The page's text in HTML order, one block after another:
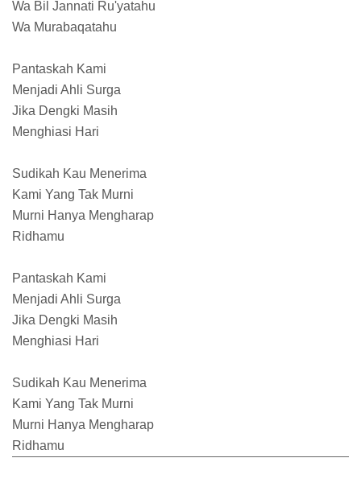
Wa Bil Jannati Ru'yatahu
Wa Murabaqatahu
Pantaskah Kami
Menjadi Ahli Surga
Jika Dengki Masih
Menghiasi Hari
Sudikah Kau Menerima
Kami Yang Tak Murni
Murni Hanya Mengharap
Ridhamu
Pantaskah Kami
Menjadi Ahli Surga
Jika Dengki Masih
Menghiasi Hari
Sudikah Kau Menerima
Kami Yang Tak Murni
Murni Hanya Mengharap
Ridhamu